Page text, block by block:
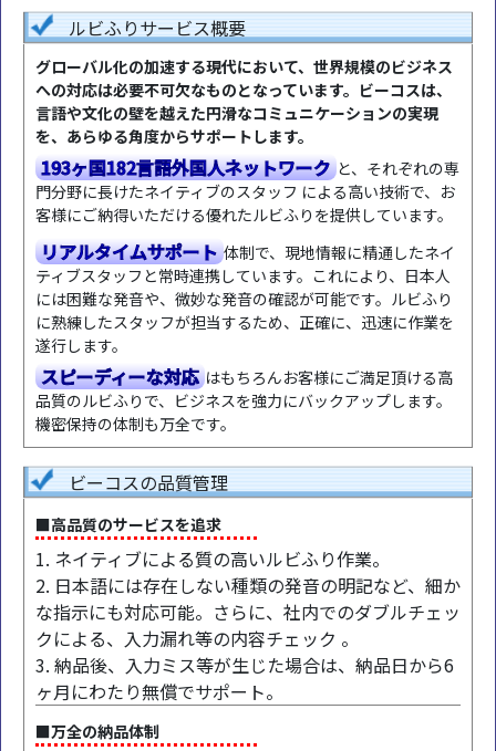
ルビふりサービス概要
グローバル化の加速する現代において、世界規模のビジネス
への対応は必要不可欠なものとなっています。ビーコスは、
言語や文化の壁を越えた円滑なコミュニケーションの実現
を、あらゆる角度からサポートします。
193ヶ国182言語外国人ネットワーク と、それぞれの専
門分野に長けたネイティブのスタッフ による高い技術で、お
客様にご納得いただける優れたルビふりを提供しています。
リアルタイムサポート 体制で、現地情報に精通したネイ
ティブスタッフと常時連携しています。これにより、日本人
には困難な発音や、微妙な発音の確認が可能です。ルビふり
に熟練したスタッフが担当するため、正確に、迅速に作業を
遂行します。
スピーディーな対応 はもちろんお客様にご満足頂ける高
品質のルビふりで、ビジネスを強力にバックアップします。
機密保持の体制も万全です。
ビーコスの品質管理
■高品質のサービスを追求
1. ネイティブによる質の高いルビふり作業。
2. 日本語には存在しない種類の発音の明記など、細か
な指示にも対応可能。さらに、社内でのダブルチェッ
クによる、入力漏れ等の内容チェック 。
3. 納品後、入力ミス等が生じた場合は、納品日から6
ヶ月にわたり無償でサポート。
■万全の納品体制